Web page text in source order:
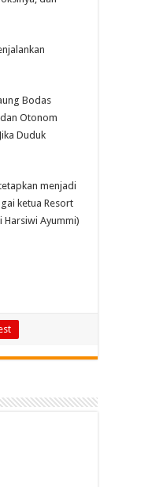
Bodas
Otonom
Duduk
menjadi
ketua Resort
Harsiwi Ayummi)